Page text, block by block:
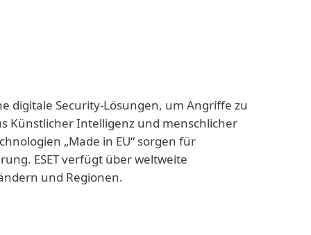
digitale Security-Lösungen, um Angriffe zu
Künstlicher Intelligenz und menschlicher
„Made in EU“ sorgen für
ESET verfügt über weltweite
und Regionen.